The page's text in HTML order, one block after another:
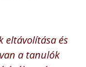
eltávolítása és
a tanulók